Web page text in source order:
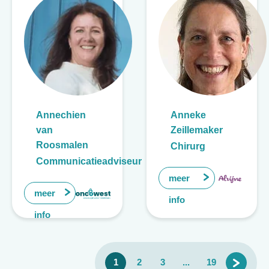
Annechien
van
Roosmalen
Communicatieadviseur
meer
info
Anneke
Zeillemaker
Chirurg
meer
info
1 2 3 ... 19 >